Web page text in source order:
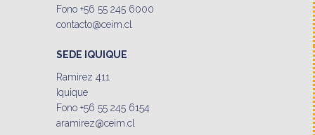
Fono +56 55 245 6000
contacto@ceim.cl
SEDE IQUIQUE
Ramirez 411
Iquique
Fono +56 55 245 6154
aramirez@ceim.cl